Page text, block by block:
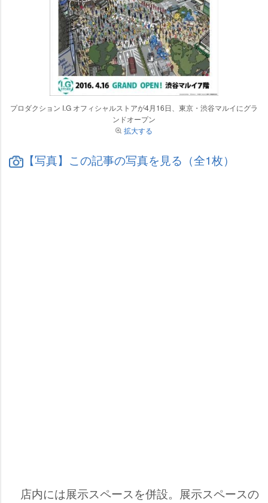
プロダクション I.G オフィシャルストアが4月16日、東京・渋谷マルイにグラ
ンドオープン
拡大する
【写真】この記事の写真を見る（全1枚）
店内には展示スペースを併設。展示スペースの